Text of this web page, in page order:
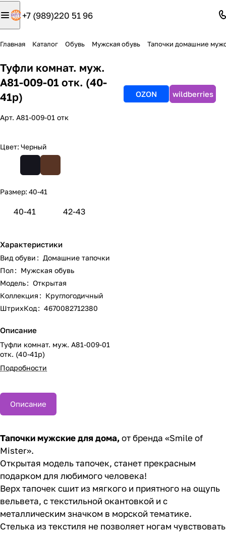
+7 (989)220 51 96
Главная Каталог Обувь Мужская обувь Тапочки домашние
Туфли комнат. муж.
А81-009-01 отк. (40-
41р)
Арт. А81-009-01 отк
Цвет: Черный
Размер: 40-41
40-41 42-43
Характеристики
Вид обуви : Домашние тапочки
Пол : Мужская обувь
Модель: Открытая
Коллекция : Круглогодичный
ШтрихКод: 4670082712380
Описание
Туфли комнат. муж. А81-009-01
отк. (40-41р)
Подробности
OZON wildberries
Описание
Тапочки мужские для дома,от бренда «Smile of
Mister».
Открытая модель тапочек, станет прекрасным
подарком для любимого человека!
Верх тапочек сшит из мягкого и приятного на ощупь
вельвета, с текстильной окантовкой и с
металлическим значком в морской тематике.
Стелька из текстиля не позволяет ногам чувствовать